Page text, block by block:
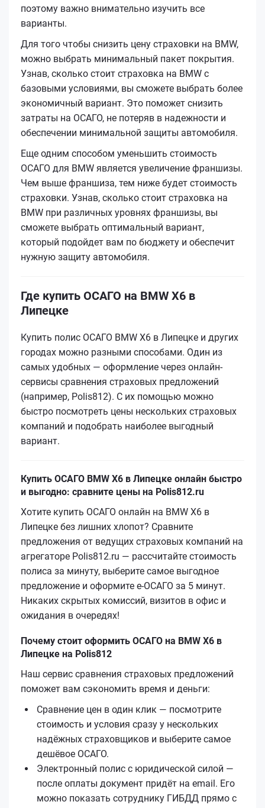
поэтому важно внимательно изучить все
варианты.
Для того чтобы снизить цену страховки на BMW,
можно выбрать минимальный пакет покрытия.
Узнав, сколько стоит страховка на BMW с
базовыми условиями, вы сможете выбрать более
экономичный вариант. Это поможет снизить
затраты на ОСАГО, не потеряв в надежности и
обеспечении минимальной защиты автомобиля.
Еще одним способом уменьшить стоимость
ОСАГО для BMW является увеличение франшизы.
Чем выше франшиза, тем ниже будет стоимость
страховки. Узнав, сколько стоит страховка на
BMW при различных уровнях франшизы, вы
сможете выбрать оптимальный вариант,
который подойдет вам по бюджету и обеспечит
нужную защиту автомобиля.
Где купить ОСАГО на BMW X6 в
Липецке
Купить полис ОСАГО BMW X6 в Липецке и других
городах можно разными способами. Один из
самых удобных — оформление через онлайн-
сервисы сравнения страховых предложений
(например, Polis812). С их помощью можно
быстро посмотреть цены нескольких страховых
компаний и подобрать наиболее выгодный
вариант.
Купить ОСАГО BMW X6 в Липецке онлайн быстро
и выгодно: сравните цены на Polis812.ru
Хотите купить ОСАГО онлайн на BMW X6 в
Липецке без лишних хлопот? Сравните
предложения от ведущих страховых компаний на
агрегаторе Polis812.ru — рассчитайте стоимость
полиса за минуту, выберите самое выгодное
предложение и оформите е‑ОСАГО за 5 минут.
Никаких скрытых комиссий, визитов в офис и
ожидания в очередях!
Почему стоит оформить ОСАГО на BMW X6 в
Липецке на Polis812
Наш сервис сравнения страховых предложений
поможет вам сэкономить время и деньги:
Сравнение цен в один клик — посмотрите
стоимость и условия сразу у нескольких
надёжных страховщиков и выберите самое
дешёвое ОСАГО.
Электронный полис с юридической силой —
после оплаты документ придёт на email. Его
можно показать сотруднику ГИБДД прямо с